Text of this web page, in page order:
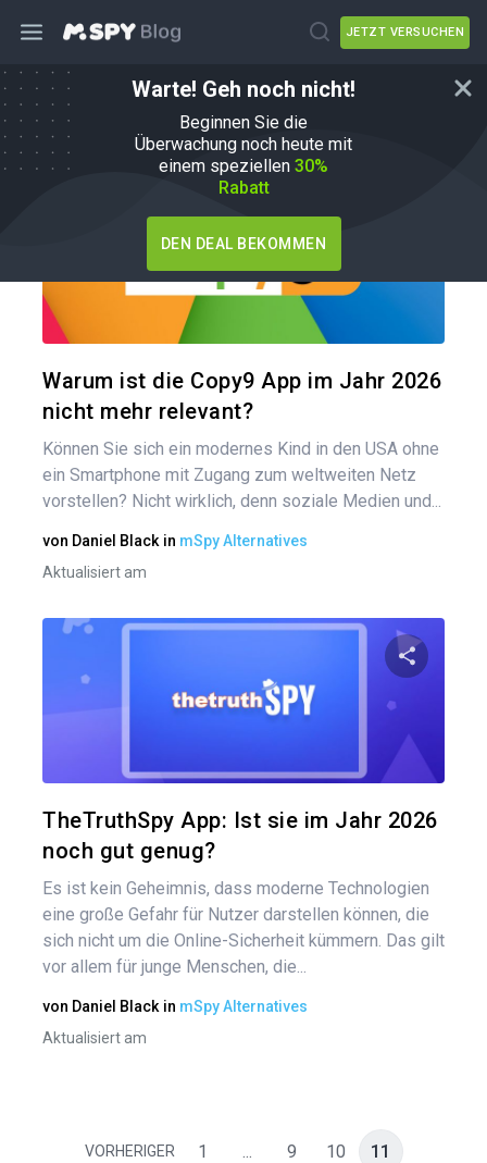
JETZT VERSUCHEN
Warte! Geh noch nicht!
Beginnen Sie die
Überwachung noch heute mit
einem speziellen 30%
Rabatt
DEN DEAL BEKOMMEN
mSpy-Alternativen
Warum ist die Copy9 App im Jahr 2026
nicht mehr relevant?
Können Sie sich ein modernes Kind in den USA ohne
ein Smartphone mit Zugang zum weltweiten Netz
vorstellen? Nicht wirklich, denn soziale Medien und...
von Daniel Black in mSpy Alternatives
Aktualisiert am
TheTruthSpy App: Ist sie im Jahr 2026
noch gut genug?
Es ist kein Geheimnis, dass moderne Technologien
eine große Gefahr für Nutzer darstellen können, die
sich nicht um die Online-Sicherheit kümmern. Das gilt
vor allem für junge Menschen, die...
von Daniel Black in mSpy Alternatives
Aktualisiert am
VORHERIGER 1 ... 9 10 11